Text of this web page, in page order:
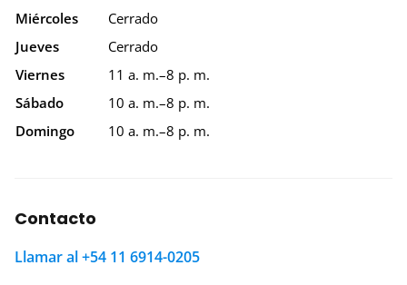
Miércoles
Cerrado
Jueves
Cerrado
Viernes
11 a. m.–8 p. m.
Sábado
10 a. m.–8 p. m.
Domingo
10 a. m.–8 p. m.
Contacto
Llamar al +54 11 6914-0205